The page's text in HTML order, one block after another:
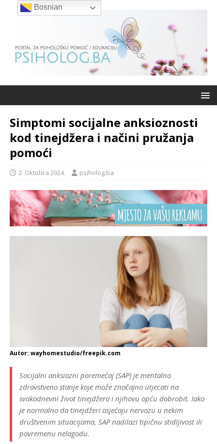
Simptomi socijalne anksioznosti
kod tinejdžera i načini pružanja
pomoći
2. Oktobra 2024. psiholog.ba
Autor: wayhomestudio/freepik.com
Socijalni anksiozni poremećaj (SAP) je mentalno
zdravstveno stanje koje može značajno utjecati na
svakodnevni život tinejdžera i njihovu opću dobrobit. Iako
je normalno da tinejdžeri osjećaju nervozu u nekim
društvenim situacijama, SAP nadilazi tipičnu stidljivost ili
povremenu nelagodu.
Bosnian